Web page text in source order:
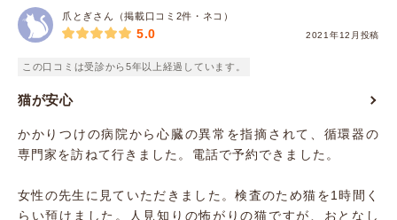
爪とぎさん（掲載口コミ2件・ネコ）
2021年12月投稿
5.0
この口コミは受診から5年以上経過しています。
猫が安心
かかりつけの病院から心臓の異常を指摘されて、循環器の
専門家を訪ねて行きました。電話で予約できました。
女性の先生に見ていただきました。検査のため猫を1時間く
らい預けました。人見知りの怖がりの猫ですが、おとなし